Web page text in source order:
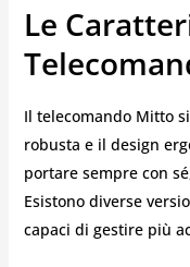
Le
Il telecomando Mitto
robusta e il design
portare sempre con
Esistono diverse
capaci di gestire più